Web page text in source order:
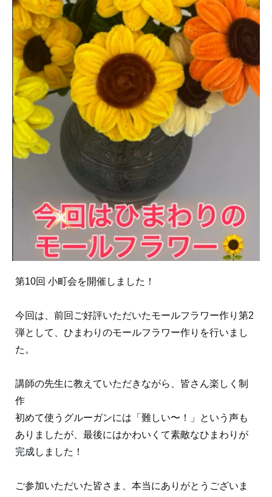
第10回 小町会を開催しました！
今回は、前回ご好評いただいたモールフラワー作り第2
弾として、ひまわりのモールフラワー作りを行いまし
た。
講師の先生に教えていただきながら、皆さん楽しく制
作
初めて使うグルーガンには「難しい〜！」という声も
ありましたが、最後にはかわいくて素敵なひまわりが
完成しました！
ご参加いただいた皆さま、本当にありがとうございま